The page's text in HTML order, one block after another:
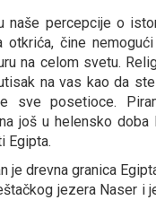
percepcije o
čine
na celom svetu.
na vas kao da
sve posetioce.
još u helensko
Egipta.
je drevna granica
jezera Naser i